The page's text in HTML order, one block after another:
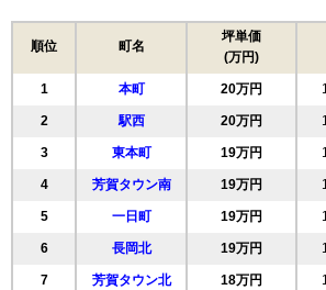
順位 町名
坪単価
(万円)
1 本町 20万円
2 駅西 20万円
3 東本町 19万円
4 芳賀タウン南 19万円
5 一日町 19万円
6 長岡北 19万円
7 芳賀タウン北 18万円